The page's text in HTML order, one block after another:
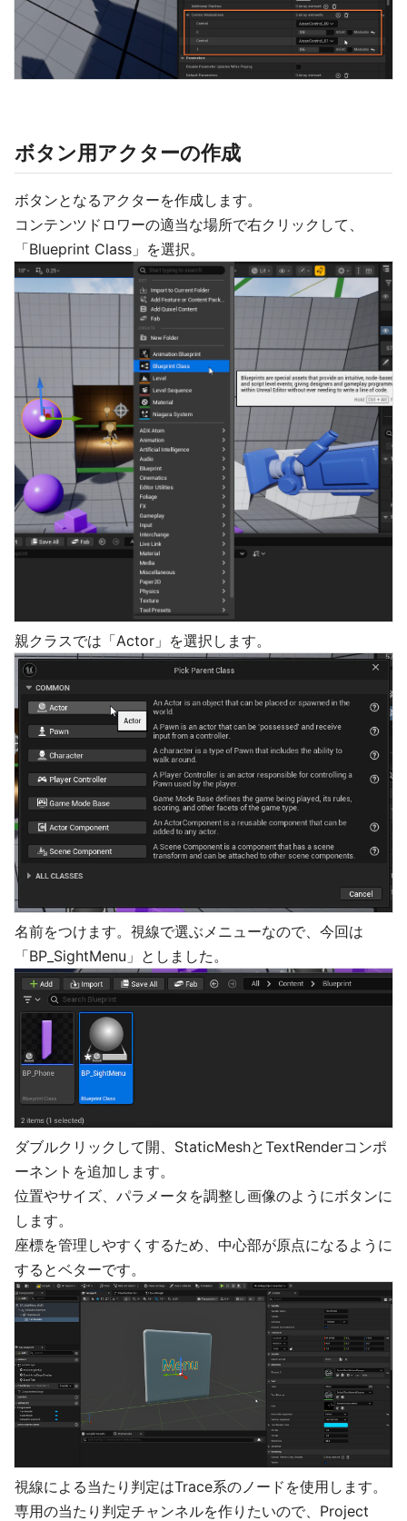
ボタン用アクターの作成
ボタンとなるアクターを作成します。
コンテンツドロワーの適当な場所で右クリックして、
「Blueprint Class」を選択。
親クラスでは「Actor」を選択します。
名前をつけます。視線で選ぶメニューなので、今回は
「BP_SightMenu」としました。
ダブルクリックして開、StaticMeshとTextRenderコンポ
ーネントを追加します。
位置やサイズ、パラメータを調整し画像のようにボタンに
します。
座標を管理しやすくするため、中心部が原点になるように
するとベターです。
視線による当たり判定はTrace系のノードを使用します。
専用の当たり判定チャンネルを作りたいので、Project